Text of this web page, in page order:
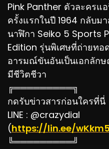
Pink Panther ตัวละครแ
ครั้งแรกในปี 1964 กลับม
นาฬิกา Seiko 5 Sports
Edition รุ่นพิเศษที่ถ่ายท
อารมณ์ขันอันเป็นเอกลัก
มีชีวิตชีวา
╔═════════╗
กดรับข่าวสารก่อนใครที่นี่
LINE : @crazydial
(https://lin.ee/
╚═════════╝